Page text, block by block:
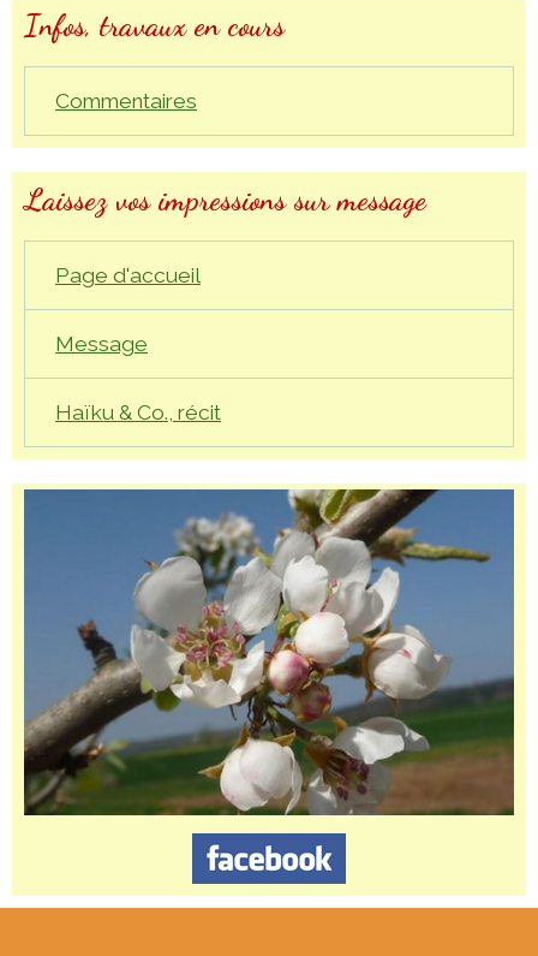
Infos, travaux en cours
Commentaires
Laissez vos impressions sur message
Page d'accueil
Message
Haïku & Co., récit